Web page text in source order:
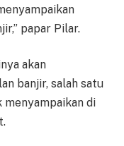
papar Pilar.
akan
banjir, salah satu
menyampaikan di